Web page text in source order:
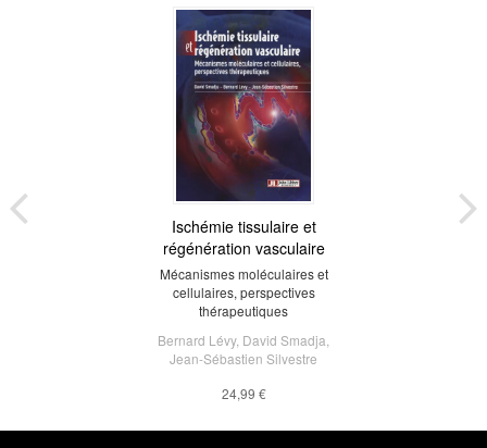
Ischémie tissulaire et
régénération vasculaire
Mécanismes moléculaires et
cellulaires, perspectives
thérapeutiques
Bernard Lévy, David Smadja
Jean-Sébastien Silvestre
24,99 €